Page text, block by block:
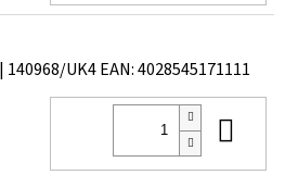
| 140968/UK4EAN:4028545171111